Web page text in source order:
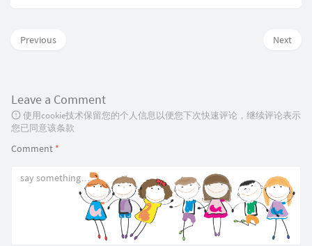
Next
Previous
Leave a Comment
使用cookie技术保留您的个人信息以便您下次快速评论，继续评论表示
您已同意该条款
Comment *